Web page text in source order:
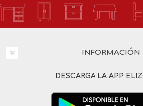
INFORMACIÓN
DESCARGA LA APP